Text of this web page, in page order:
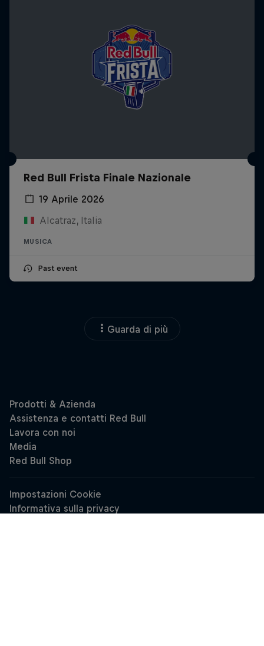
Red Bull Frista Finale Nazionale
19 Aprile 2026
Alcatraz, Italia
MUSICA
Past event
Guarda di più